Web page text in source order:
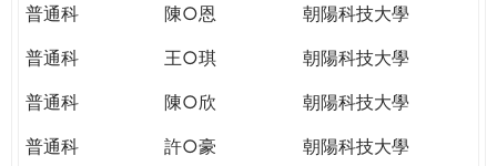
WAGOR
TODAY
THE
WORLD
PUTTING
普通科
陳○恩
朝陽科技大學
普通科
王○琪
朝陽科技大學
普通科
陳○欣
朝陽科技大學
普通科
許○豪
朝陽科技大學